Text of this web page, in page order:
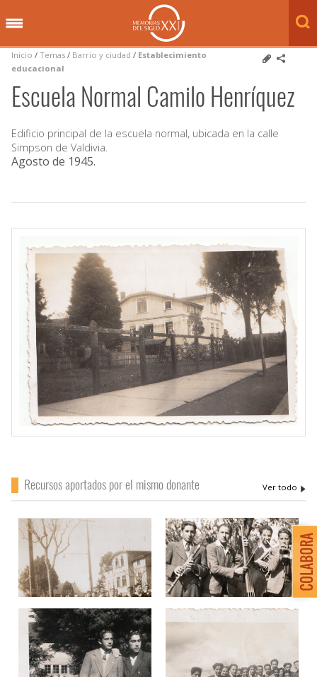
Inicio / Temas / Barrio y ciudad / Establecimiento
educacional
Escuela Normal Camilo Henríquez
Edificio principal de la escuela normal, ubicada en la calle
Simpson de Valdivia.
Agosto de 1945.
Recursos aportados por el mismo donante